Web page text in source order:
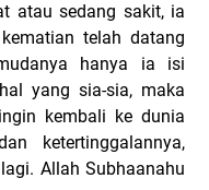
atau sedang sakit, ia
telah datang
hanya ia isi
yang sia-sia, maka
kembali ke dunia
ketertinggalannya,
Allah Subhaanahu